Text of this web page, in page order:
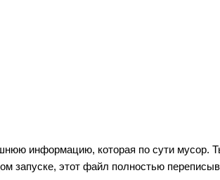
информацию, которая по сути мусор.
запуске, этот файл полностью